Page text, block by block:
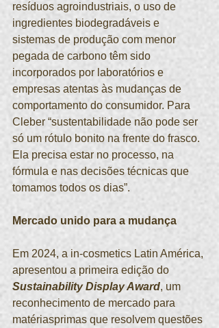
resíduos agroindustriais, o uso de
ingredientes biodegradáveis e
sistemas de produção com menor
pegada de carbono têm sido
incorporados por laboratórios e
empresas atentas às mudanças de
comportamento do consumidor. Para
Cleber “sustentabilidade não pode ser
só um rótulo bonito na frente do frasco.
Ela precisa estar no processo, na
fórmula e nas decisões técnicas que
tomamos todos os dias”.
Mercado unido para a mudança
Em 2024, a in-cosmetics Latin América,
apresentou a primeira edição do
Sustainability Display Award, um
reconhecimento de mercado para
matériasprimas que resolvem questões